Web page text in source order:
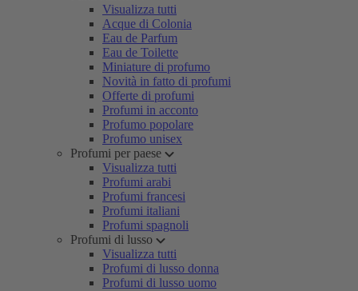
Visualizza tutti
Acque di Colonia
Eau de Parfum
Eau de Toilette
Miniature di profumo
Novità in fatto di profumi
Offerte di profumi
Profumi in acconto
Profumo popolare
Profumo unisex
Profumi per paese
Visualizza tutti
Profumi arabi
Profumi francesi
Profumi italiani
Profumi spagnoli
Profumi di lusso
Visualizza tutti
Profumi di lusso donna
Profumi di lusso uomo